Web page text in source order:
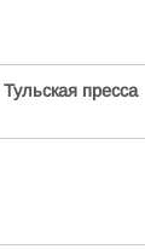
Тульская пресса